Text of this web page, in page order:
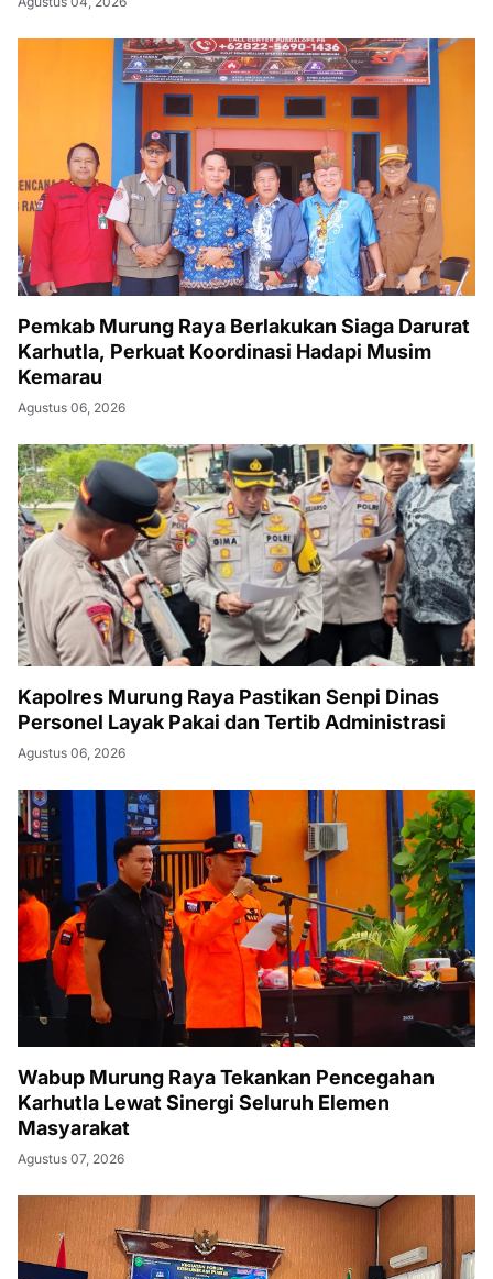
Pemkab Murung Raya Berlakukan Siaga Darurat
Karhutla, Perkuat Koordinasi Hadapi Musim
Kemarau
Agustus 06, 2026
Kapolres Murung Raya Pastikan Senpi Dinas
Personel Layak Pakai dan Tertib Administrasi
Agustus 06, 2026
Wabup Murung Raya Tekankan Pencegahan
Karhutla Lewat Sinergi Seluruh Elemen
Masyarakat
Agustus 07, 2026